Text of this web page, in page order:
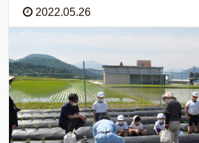
2022.05.26